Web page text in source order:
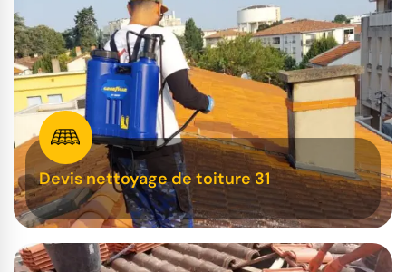
Devis nettoyage de toiture 31